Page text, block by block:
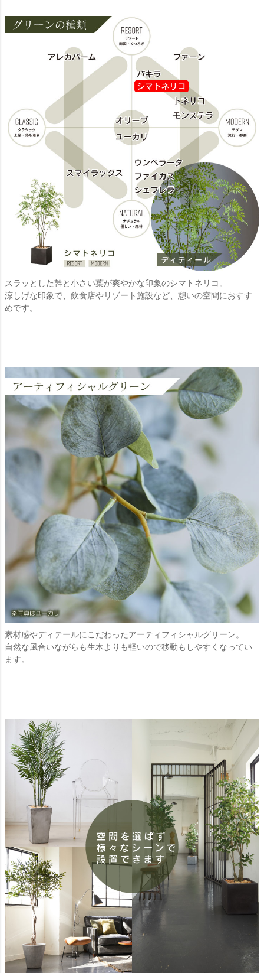
スラッとした幹と小さい葉が爽やかな印象のシマトネリコ。
涼しげな印象で、飲食店やリゾート施設など、憩いの空間におすす
めです。
素材感やディテールにこだわったアーティフィシャルグリーン。
自然な風合いながらも生木よりも軽いので移動もしやすくなってい
ます。